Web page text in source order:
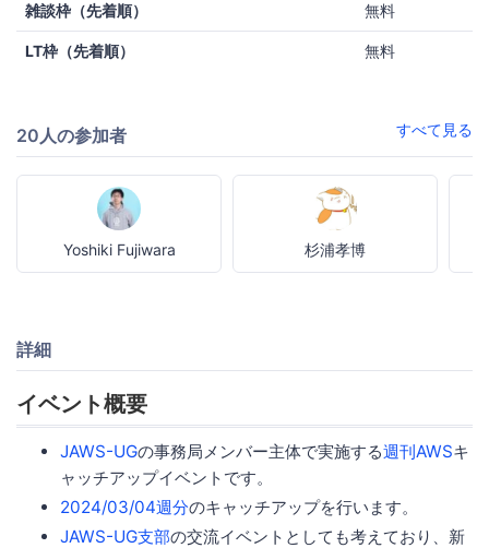
雑談枠（先着順） 無料
LT枠（先着順） 無料
20人の参加者 すべて見る
Yoshiki Fujiwara 杉浦孝博
詳細
イベント概要
JAWS-UGの事務局メンバー主体で実施する週刊AWSキ
ャッチアップイベントです。
2024/03/04週分のキャッチアップを行います。
JAWS-UG支部の交流イベントとしても考えており、新